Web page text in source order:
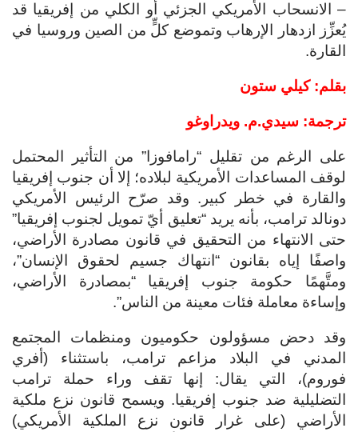
– الانسحاب الأمريكي الجزئي أو الكلي من إفريقيا قد
يُعزِّز ازدهار الإرهاب وتموضع كلٍّ من الصين وروسيا في
القارة.
بقلم: كيلي ستون
ترجمة: سيدي.م. ويدراوغو
على الرغم من تقليل “رامافوزا” من التأثير المحتمل
لوقف المساعدات الأمريكية لبلاده؛ إلا أن جنوب إفريقيا
والقارة في خطر كبير. وقد صرّح الرئيس الأمريكي
دونالد ترامب، بأنه يريد “تعليق أيّ تمويل لجنوب إفريقيا”
حتى الانتهاء من التحقيق في قانون مصادرة الأراضي،
واصفًا إياه بقانون “انتهاك جسيم لحقوق الإنسان”،
ومتَّهمًا حكومة جنوب إفريقيا “بمصادرة الأراضي،
وإساءة معاملة فئات معينة من الناس”.
وقد دحض مسؤولون حكوميون ومنظمات المجتمع
المدني في البلاد مزاعم ترامب، باستثناء (أفري
فوروم)، التي يقال: إنها تقف وراء حملة ترامب
التضليلية ضد جنوب إفريقيا. ويسمح قانون نزع ملكية
الأراضي (على غرار قانون نزع الملكية الأمريكي)